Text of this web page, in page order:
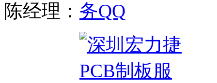
陈经理：